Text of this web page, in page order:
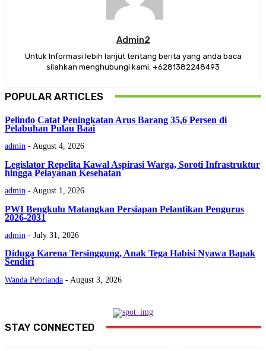
Admin2
Untuk Informasi lebih lanjut tentang berita yang anda baca
silahkan menghubungi kami. +6281382248493
POPULAR ARTICLES
Pelindo Catat Peningkatan Arus Barang 35,6 Persen di
Pelabuhan Pulau Baai
admin - August 4, 2026
Legislator Repelita Kawal Aspirasi Warga, Soroti Infrastruktur
hingga Pelayanan Kesehatan
admin - August 1, 2026
PWI Bengkulu Matangkan Persiapan Pelantikan Pengurus
2026-2031
admin - July 31, 2026
Diduga Karena Tersinggung, Anak Tega Habisi Nyawa Bapak
Sendiri
Wanda Pebrianda - August 3, 2026
STAY CONNECTED